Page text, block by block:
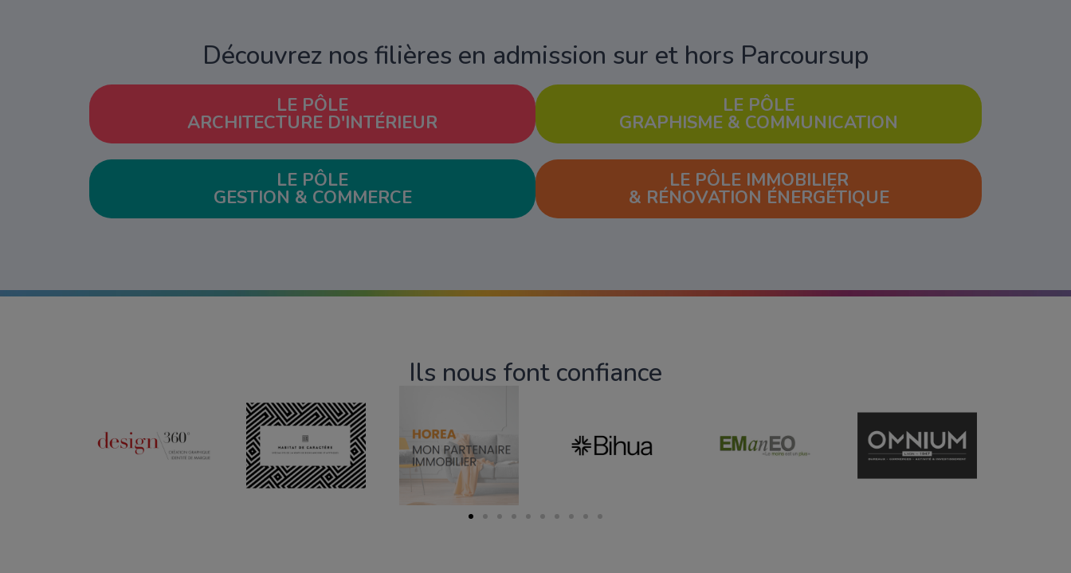
Découvrez nos filières en admission sur et hors Parcoursup
LE PÔLE
ARCHITECTURE D'INTÉRIEUR
LE PÔLE
GRAPHISME & COMMUNICATION
LE PÔLE
GESTION & COMMERCE
LE PÔLE IMMOBILIER
& RÉNOVATION ÉNERGÉTIQUE
Ils nous font confiance